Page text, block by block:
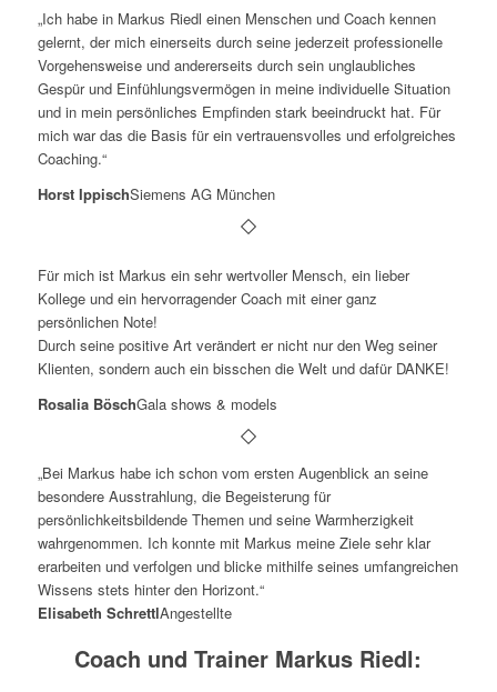
„Ich habe in Markus Riedl einen Menschen und Coach kennen
gelernt, der mich einerseits durch seine jederzeit professionelle
Vorgehensweise und andererseits durch sein unglaubliches
Gespür und Einfühlungsvermögen in meine individuelle Situation
und in mein persönliches Empfinden stark beeindruckt hat. Für
mich war das die Basis für ein vertrauensvolles und erfolgreiches
Coaching.“
Horst IppischSiemens AG München
Für mich ist Markus ein sehr wertvoller Mensch, ein lieber
Kollege und ein hervorragender Coach mit einer ganz
persönlichen Note!
Durch seine positive Art verändert er nicht nur den Weg seiner
Klienten, sondern auch ein bisschen die Welt und dafür DANKE!
Rosalia BöschGala shows & models
„Bei Markus habe ich schon vom ersten Augenblick an seine
besondere Ausstrahlung, die Begeisterung für
persönlichkeitsbildende Themen und seine Warmherzigkeit
wahrgenommen. Ich konnte mit Markus meine Ziele sehr klar
erarbeiten und verfolgen und blicke mithilfe seines umfangreichen
Wissens stets hinter den Horizont.“
Elisabeth SchrettlAngestellte
Coach und Trainer Markus Riedl: